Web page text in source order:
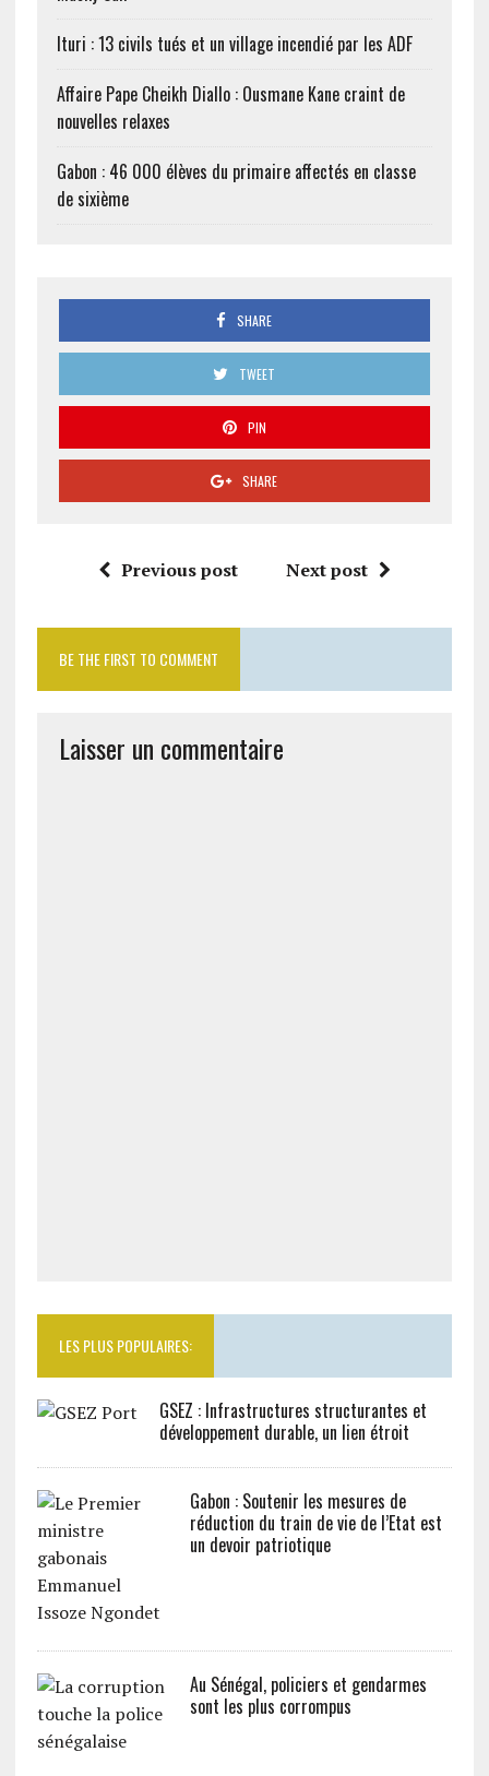
Ituri : 13 civils tués et un village incendié par les ADF
Affaire Pape Cheikh Diallo : Ousmane Kane craint de
nouvelles relaxes
Gabon : 46 000 élèves du primaire affectés en classe
de sixième
SHARE
TWEET
PIN
SHARE
Previous post Next post
BE THE FIRST TO COMMENT
Laisser un commentaire
LES PLUS POPULAIRES:
GSEZ : Infrastructures structurantes et
développement durable, un lien étroit
Gabon : Soutenir les mesures de
réduction du train de vie de l’Etat est
un devoir patriotique
Au Sénégal, policiers et gendarmes
sont les plus corrompus